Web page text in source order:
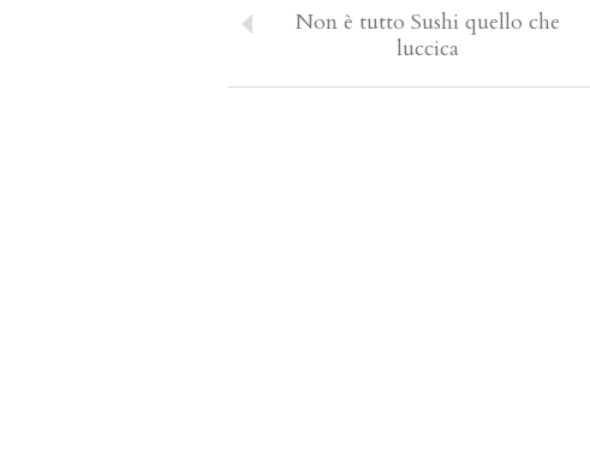
Non è tutto Sushi quello che
luccica